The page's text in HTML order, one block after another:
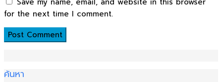
Save my name, email, and website in this browser
for the next time I comment.
ค้นหา